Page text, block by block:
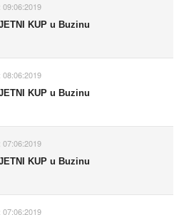
09:06:2019
KUP u Buzinu
08:06:2019
KUP u Buzinu
07:06:2019
KUP u Buzinu
07:06:2019